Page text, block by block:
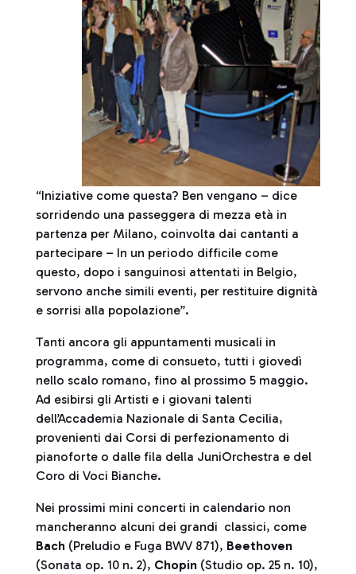
“Iniziative come questa? Ben vengano – dice
sorridendo una passeggera di mezza età in
partenza per Milano, coinvolta dai cantanti a
partecipare – In un periodo difficile come
questo, dopo i sanguinosi attentati in Belgio,
servono anche simili eventi, per restituire dignità
e sorrisi alla popolazione”.
Tanti ancora gli appuntamenti musicali in
programma, come di consueto, tutti i giovedì
nello scalo romano, fino al prossimo 5 maggio.
Ad esibirsi gli Artisti e i giovani talenti
dell’Accademia Nazionale di Santa Cecilia,
provenienti dai Corsi di perfezionamento di
pianoforte o dalle fila della JuniOrchestra e del
Coro di Voci Bianche.
Nei prossimi mini concerti in calendario non
mancheranno alcuni dei grandi classici, come
Bach (Preludio e Fuga BWV 871), Beethoven
(Sonata op. 10 n. 2), Chopin (Studio op. 25 n. 10),